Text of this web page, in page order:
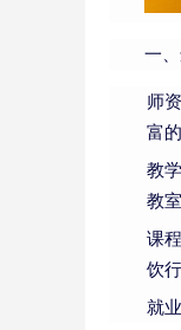
一
师
富
教
教
课
饮
就